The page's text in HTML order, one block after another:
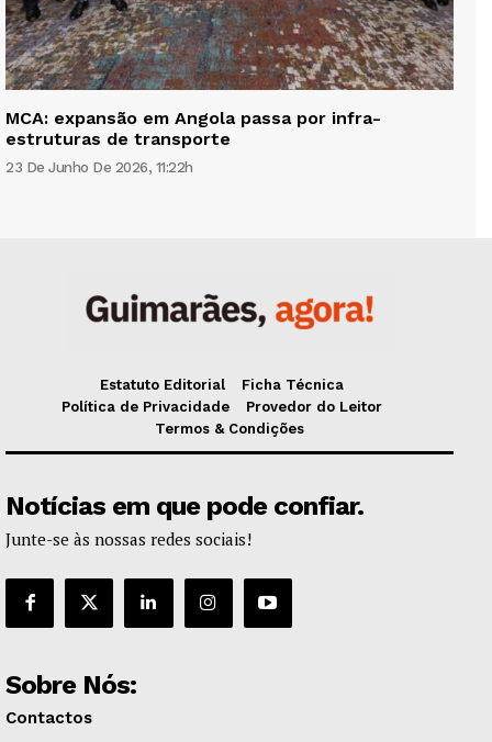
MCA: expansão em Angola passa por infra-
estruturas de transporte
23 De Junho De 2026, 11:22h
Estatuto Editorial
Ficha Técnica
Política de Privacidade
Provedor do Leitor
Termos & Condições
Notícias em que pode confiar.
Junte-se às nossas redes sociais!
Sobre Nós:
Contactos